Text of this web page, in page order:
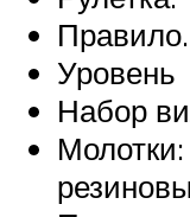
Правило.
Уровень
Набор